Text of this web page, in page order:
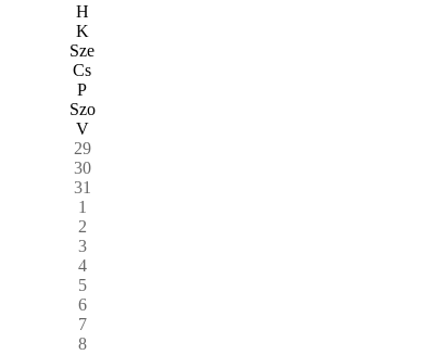
H
K
Sze
Cs
P
Szo
V
29
30
31
1
2
3
4
5
6
7
8